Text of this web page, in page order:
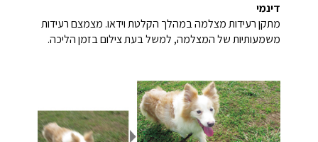
דינמי
מתקן רעידות מצלמה במהלך הקלטת וידאו. מצמצם רעידות
משמעותיות של המצלמה, למשל בעת צילום בזמן הליכה.